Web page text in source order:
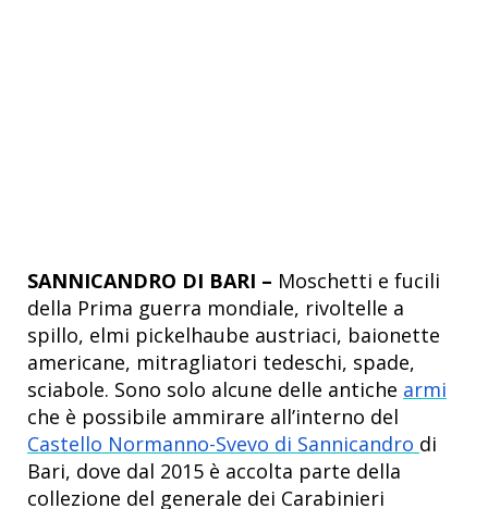
SANNICANDRO DI BARI – Moschetti e fucili
della Prima guerra mondiale, rivoltelle a
spillo, elmi pickelhaube austriaci, baionette
americane, mitragliatori tedeschi, spade,
sciabole. Sono solo alcune delle antiche armi
che è possibile ammirare all’interno del
Castello Normanno-Svevo di Sannicandro di
Bari, dove dal 2015 è accolta parte della
collezione del generale dei Carabinieri